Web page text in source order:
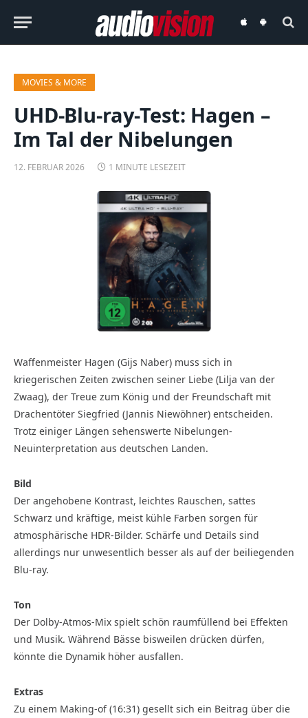
audiovisionaudiovision
MOVIES & MORE
UHD-Blu-ray-Test: Hagen –
Im Tal der Nibelungen
12. FEBRUAR 2026 1 MINUTE LESEZEIT
Waffenmeister Hagen (Gijs Naber) muss sich in
kriegerischen Zeiten zwischen seiner Liebe (Lilja van der
Zwaag), der Treue zum König und der Freundschaft mit
Drachentöter Siegfried (Jannis Niewöhner) entscheiden.
Trotz einiger Längen sehenswerte Nibelungen-
Neuinterpretation aus deutschen Landen.
Bild
Der angehobene Kontrast, leichtes Rauschen, sattes
Schwarz und kräftige, meist kühle Farben sorgen für
atmosphärische HDR-Bilder. Schärfe und Details sind
allerdings nur unwesentlich besser als auf der beiliegenden
Blu-ray.
Ton
Der Dolby-Atmos-Mix spielt schön raumfüllend bei Effekten
und Musik. Während Bässe bisweilen drücken dürfen,
könnte die Dynamik höher ausfallen.
Extras
Zu einem Making-of (16:31) gesellt sich ein Beitrag über die